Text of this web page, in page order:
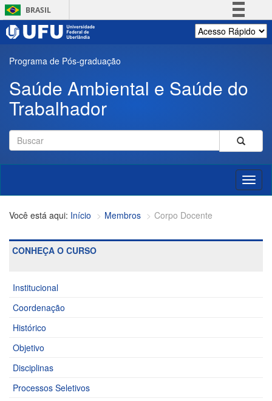
Pular
para
conteúdo
principal
BRASIL
Simplifique!
Acesso à informação
Programa de Pós-graduação
Saúde Ambiental e Saúde do
Trabalhador
Formulário
deBuscar
Início
Membros Corpo Docente
CONHEÇA O CURSO
Institucional
Coordenação
Histórico
Objetivo
Disciplinas
Processos Seletivos